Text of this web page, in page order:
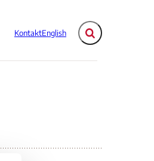
KontaktEnglish Fold søgefelt ud